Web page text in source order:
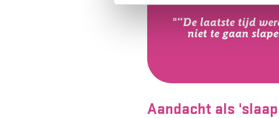
"“De laatste tijd
niet te gaan
Aandacht als